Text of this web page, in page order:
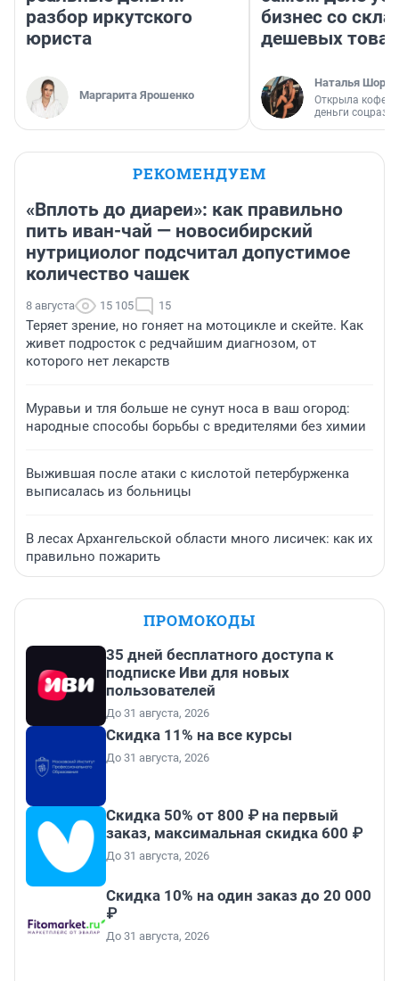
разбор иркутского
юриста
Маргарита Ярошенко
бизнес со
дешевых
Наталья
Открыла
деньги
РЕКОМЕНДУЕМ
«Вплоть до диареи»: как правильно
пить иван-чай — новосибирский
нутрициолог подсчитал допустимое
количество чашек
8 августа 15 105 15
Теряет зрение, но гоняет на мотоцикле и скейте. Как
живет подросток с редчайшим диагнозом, от
которого нет лекарств
Муравьи и тля больше не сунут носа в ваш огород:
народные способы борьбы с вредителями без химии
Выжившая после атаки с кислотой петербурженка
выписалась из больницы
В лесах Архангельской области много лисичек: как их
правильно пожарить
ПРОМОКОДЫ
35 дней бесплатного доступа к
подписке Иви для новых
пользователей
До 31 августа, 2026
Скидка 11% на все курсы
До 31 августа, 2026
Скидка 50% от 800 ₽ на первый
заказ, максимальная скидка 600 ₽
До 31 августа, 2026
Скидка 10% на один заказ до 20 000
₽
До 31 августа, 2026